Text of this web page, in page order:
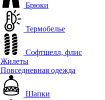
Брюки
Термобелье
Софтшелл, флис
Жилеты
Повседневная одежда
Шапки